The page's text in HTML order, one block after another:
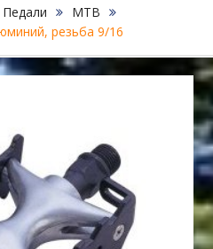
Педали
MTB
резьба 9/16